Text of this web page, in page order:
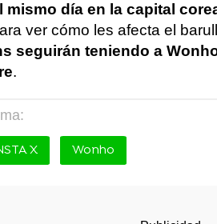
mismo día en la capital
ver cómo les afecta el
seguirán teniendo a
.
X Wonho